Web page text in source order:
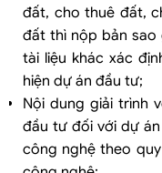
đất, cho thuê đất,
đất thì nộp bản sao
tài liệu khác xác
hiện dự án đầu tư;
Nội dung giải trình
đầu tư đối với dự
công nghệ theo